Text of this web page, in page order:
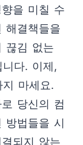
을 미칠 수
해결책들을
끊김 없는
다. 이제,
마세요.
당신의 컴
방법들을 시
되지 않는